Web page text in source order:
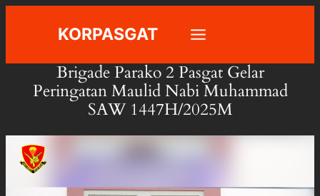
KORPASGAT
Brigade Parako 2 Pasgat Gelar
Peringatan Maulid Nabi Muhammad
SAW 1447H/2025M